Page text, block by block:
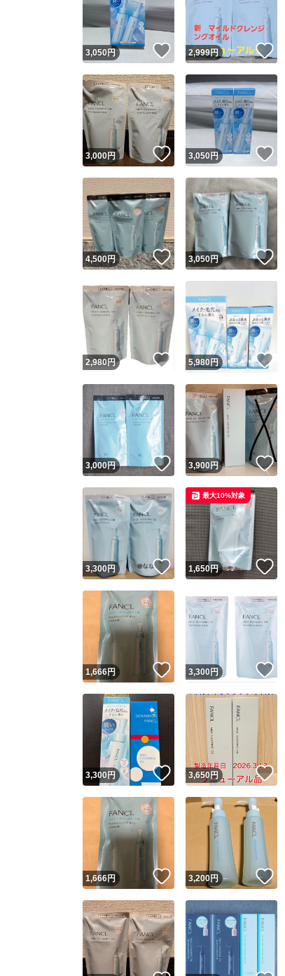
安
取
※
3,050円 いいね！
2,999円
3,000円 いいね！
3,050円
4,500円 いいね！
3,050円
2,980円 いいね！
5,980円
3,000円 いいね！
3,900円
3,300円 いいね！
1,650円
最大10%対象
1,666円 いいね！
3,300円
3,300円 いいね！
3,650円
1,666円 いいね！
3,200円